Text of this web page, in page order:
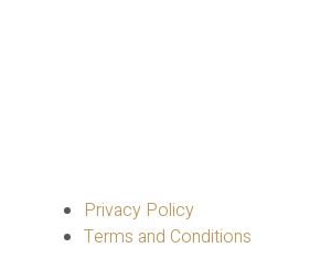
Privacy Policy
Terms and Conditions